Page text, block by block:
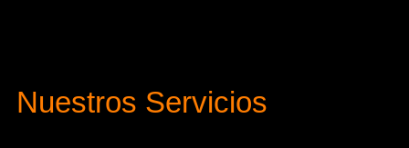
Nuestros Servicios